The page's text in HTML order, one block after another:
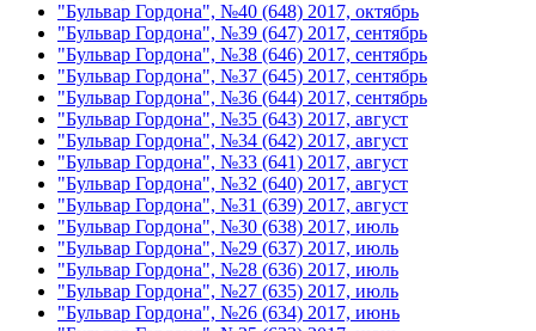
"Бульвар Гордона", №40 (648) 2017, октябрь
"Бульвар Гордона", №39 (647) 2017, сентябрь
"Бульвар Гордона", №38 (646) 2017, сентябрь
"Бульвар Гордона", №37 (645) 2017, сентябрь
"Бульвар Гордона", №36 (644) 2017, сентябрь
"Бульвар Гордона", №35 (643) 2017, август
"Бульвар Гордона", №34 (642) 2017, август
"Бульвар Гордона", №33 (641) 2017, август
"Бульвар Гордона", №32 (640) 2017, август
"Бульвар Гордона", №31 (639) 2017, август
"Бульвар Гордона", №30 (638) 2017, июль
"Бульвар Гордона", №29 (637) 2017, июль
"Бульвар Гордона", №28 (636) 2017, июль
"Бульвар Гордона", №27 (635) 2017, июль
"Бульвар Гордона", №26 (634) 2017, июнь